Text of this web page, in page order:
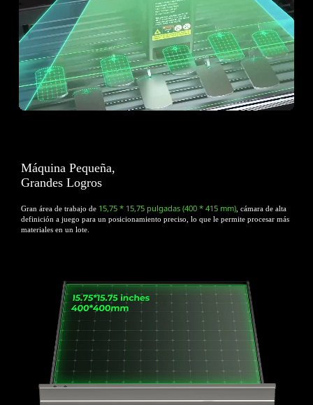
Máquina Pequeña,
Grandes Logros
Gran área de trabajo de 15,75 * 15,75 pulgadas (400 * 415 mm), cámara de alta
definición a juego para un posicionamiento preciso, lo que le permite procesar más
materiales en un lote.